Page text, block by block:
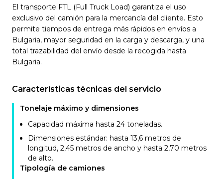
El transporte FTL (Full Truck Load) garantiza el uso
exclusivo del camión para la mercancía del cliente. Esto
permite tiempos de entrega más rápidos en envíos a
Bulgaria, mayor seguridad en la carga y descarga, y una
total trazabilidad del envío desde la recogida hasta
Bulgaria.
Características técnicas del servicio
Tonelaje máximo y dimensiones
Capacidad máxima hasta 24 toneladas.
Dimensiones estándar: hasta 13,6 metros de
longitud, 2,45 metros de ancho y hasta 2,70 metros
de alto.
Tipología de camiones